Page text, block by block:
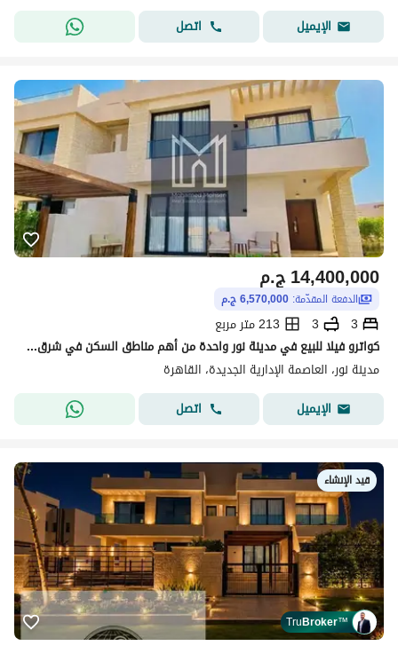
الإيميل
اتصل
ج.م14,400,000
الدفعة المقدّمة: 6,570,000 ج.م
3
3
213 متر مربع
كواترو فيلا للبيع في مدينة نور واحدة من أهم مناطق السكن في شرق القاهرة
مدينة نور، العاصمة الإدارية الجديدة، القاهرة
الإيميل
اتصل
قيد الإنشاء
TruBroker™